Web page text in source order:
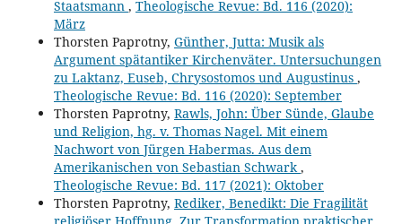
Staatsmann , Theologische Revue: Bd. 116 (2020):
März
Thorsten Paprotny, Günther, Jutta: Musik als
Argument spätantiker Kirchenväter. Untersuchungen
zu Laktanz, Euseb, Chrysostomos und Augustinus ,
Theologische Revue: Bd. 116 (2020): September
Thorsten Paprotny, Rawls, John: Über Sünde, Glaube
und Religion, hg. v. Thomas Nagel. Mit einem
Nachwort von Jürgen Habermas. Aus dem
Amerikanischen von Sebastian Schwark,
Theologische Revue: Bd. 117 (2021): Oktober
Thorsten Paprotny, Rediker, Benedikt: Die Fragilität